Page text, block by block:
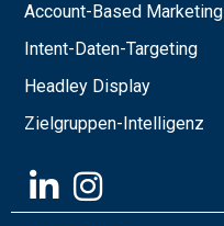
Account-Based Marketing
Intent-Daten-Targeting
Headley Display
Zielgruppen-Intelligenz